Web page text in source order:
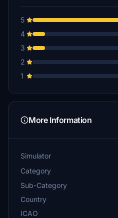
5
4
3
2
1
More Information
Simulator
Category
Sub-Category
Country
ICAO